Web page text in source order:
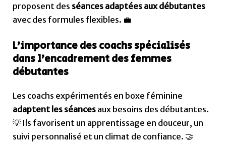
proposent des séances adaptées aux débutantes
avec des formules flexibles. 💼
L’importance des coachs spécialisés
dans l’encadrement des femmes
débutantes
Les coachs expérimentés en boxe féminine
adaptent les séances aux besoins des débutantes.
💡 Ils favorisent un apprentissage en douceur, un
suivi personnalisé et un climat de confiance. 🤝